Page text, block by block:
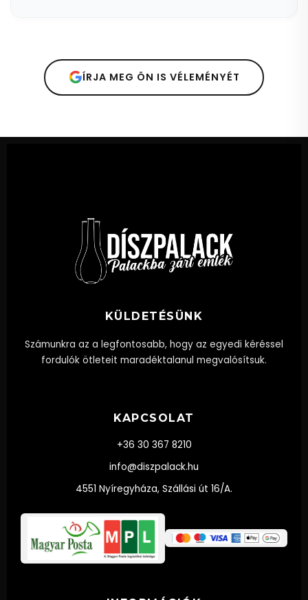
ÍRJA MEG ÖN IS VÉLEMÉNYÉT
KÜLDETÉSÜNK
Számunkra az a legfontosabb, hogy az egyedi kéréssel
fordulók ötleteit maradéktalanul megvalósítsuk.
KAPCSOLAT
+36 30 367 8210
info@diszpalack.hu
4551 Nyíregyháza, Szállási út 16/A.